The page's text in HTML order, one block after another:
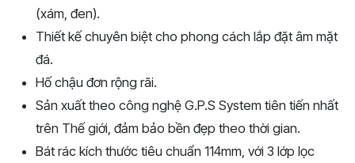
(xám, đen).
Thiết kế chuyên biệt cho phong cách lắp đặt âm mặt
đá.
Hố chậu đơn rộng rãi.
Sản xuất theo công nghệ G.P.S System tiên tiến nhất
trên Thế giới, đảm bảo bền đẹp theo thời gian.
Bát rác kích thước tiêu chuẩn 114mm, với 3 lớp lọc